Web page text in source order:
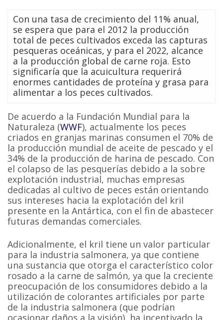
Con una tasa de crecimiento del 11% anual,
se espera que para el 2012 la producción
total de peces cultivados exceda las capturas
pesqueras oceánicas, y para el 2022, alcance
a la producción global de carne roja. Esto
significaría que la acuicultura requerirá
enormes cantidades de proteína y grasa para
alimentar a los peces cultivados.
De acuerdo a la Fundación Mundial para la
Naturaleza (WWF), actualmente los peces
criados en granjas marinas consumen el 70% de
la producción mundial de aceite de pescado y el
34% de la producción de harina de pescado. Con
el colapso de las pesquerías debido a la sobre
explotación industrial, muchas empresas
dedicadas al cultivo de peces están orientando
sus intereses hacia la explotación del kril
presente en la Antártica, con el fin de abastecer
futuras demandas comerciales.
Adicionalmente, el kril tiene un valor particular
para la industria salmonera, ya que contiene
una sustancia que otorga el característico color
rosado a la carne de salmón, ya que la creciente
preocupación de los consumidores debido a la
utilización de colorantes artificiales por parte
de la industria salmonera (que podrían
ocasionar daños a la visión), ha incentivado la